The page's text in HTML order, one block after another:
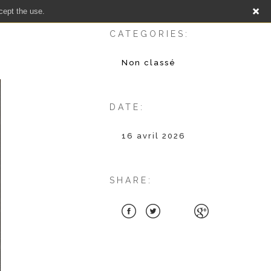
the use.
CATEGORIES:
Non classé
DATE:
16 avril 2026
SHARE: